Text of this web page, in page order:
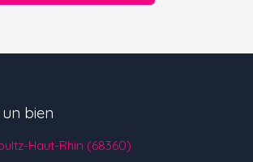
bien
Haut-Rhin (68360)